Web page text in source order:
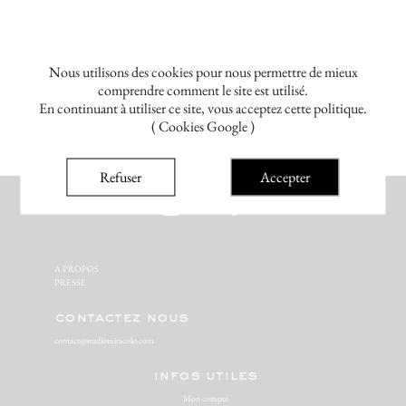
Nous utilisons des cookies pour nous permettre de mieux
comprendre comment le site est utilisé.
En continuant à utiliser ce site, vous acceptez cette politique.
( Cookies Google )
Refuser Accepter
A PROPOS‬
PRESSE‬
contactez nous
contact@studiomiracolo.com
infos utiles
Mon compte